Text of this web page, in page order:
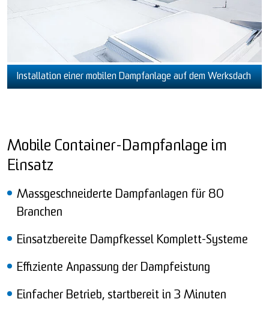
Installation einer mobilen Dampfanlage auf dem Werksdach
Mobile Container-Dampfanlage im
Einsatz
Massgeschneiderte Dampfanlagen für 80
Branchen
Einsatzbereite Dampfkessel Komplett-Systeme
Effiziente Anpassung der Dampfeistung
Einfacher Betrieb, startbereit in 3 Minuten